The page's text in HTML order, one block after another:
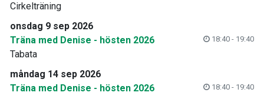
Cirkelträning
onsdag 9 sep 2026
Träna med Denise - hösten 2026
18:40 - 19:40
Tabata
måndag 14 sep 2026
Träna med Denise - hösten 2026
18:40 - 19:40